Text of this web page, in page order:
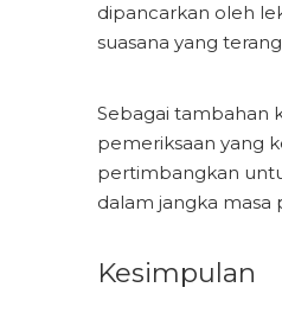
dipancarkan oleh
suasana yang
Sebagai tambahan
pemeriksaan yang
pertimbangkan
dalam jangka masa
Kesimpulan